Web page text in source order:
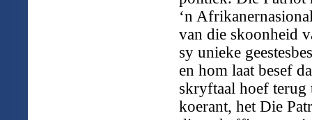
‘n
van die skoonheid
sy unieke
en hom laat besef
skryftaal hoef terug
koerant, het Die